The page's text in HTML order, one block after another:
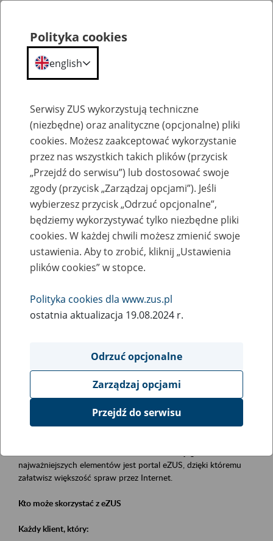
Szkolenia
Zaproś ZUS do siebie - zakładanie profili
eZUS w siedzibie Twojej firmy
Rodzaj wydarzenia
Szkolenia
obsługa klientów
Event description
Platforma Usług Elektronicznych eZUS
najważniejszych elementów jest portal eZUS, dzięki któremu
załatwisz większość spraw przez Internet.
Kto może skorzystać z eZUS
Każdy klient, który:
Polityka cookies
english
Serwisy ZUS wykorzystują techniczne
(niezbędne) oraz analityczne (opcjonalne) pliki
cookies. Możesz zaakceptować wykorzystanie
przez nas wszystkich takich plików (przycisk
„Przejdź do serwisu”) lub dostosować swoje
zgody (przycisk „Zarządzaj opcjami”). Jeśli
wybierzesz przycisk „Odrzuć opcjonalne”,
będziemy wykorzystywać tylko niezbędne pliki
cookies. W każdej chwili możesz zmienić swoje
ustawienia. Aby to zrobić, kliknij „Ustawienia
plików cookies” w stopce.
Polityka cookies dla www.zus.pl
ostatnia aktualizacja 19.08.2024 r.
Odrzuć opcjonalne
Zarządzaj opcjami
Przejdź do serwisu